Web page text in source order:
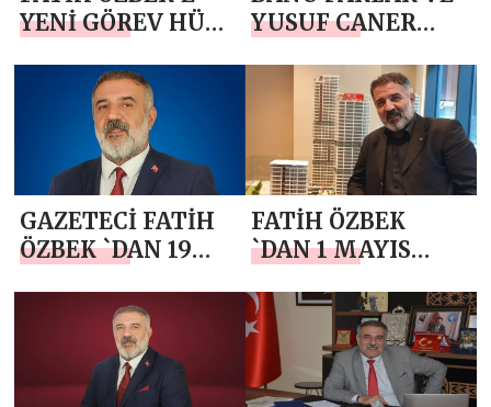
YENİ GÖREV HÜR
SENDİKASI GENEL
BAŞKAN
YARDIMCILIĞI
GÖREVİNE ATANDI
YUSUF CANER
BİR DÜĞÜNLE
DÜNYA EVİNE
GİRDİ
GAZETECİ FATİH
ÖZBEK `DAN 19
ATATÜRK’Ü
ANMA, GENÇLİK
VE SPOR BAYRAMI
MESAJI
FATİH ÖZBEK
`DAN 1 MAYIS
DAYANIŞMA
GÜNÜ KUTLAMA
MESAJI